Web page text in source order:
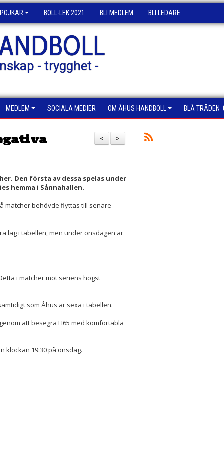
POJKAR BOLL-LEK 2021 BLI MEDLEM BLI LEDARE
- trygghet -
MEDLEM SOCIALA MEDIER OM ÅHUS HANDBOLL BLÅ TRÅDEN
>
<
Den första av dessa spelas under
hemma i Sånnahallen.
matcher behövde flyttas till senare
lag i tabellen, men under onsdagen är
i matcher mot seriens högst
som Åhus är sexa i tabellen.
att besegra H65 med komfortabla
klockan 19:30 på onsdag.